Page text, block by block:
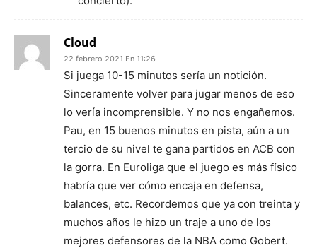
Cloud
22 febrero 2021 En 11:26
Si juega 10-15 minutos sería un notición.
Sinceramente volver para jugar menos de eso
lo vería incomprensible. Y no nos engañemos.
Pau, en 15 buenos minutos en pista, aún a un
tercio de su nivel te gana partidos en ACB con
la gorra. En Euroliga que el juego es más físico
habría que ver cómo encaja en defensa,
balances, etc. Recordemos que ya con treinta y
muchos años le hizo un traje a uno de los
mejores defensores de la NBA como Gobert.